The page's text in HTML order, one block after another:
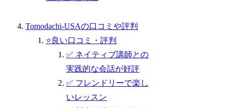
Tomodachi-USAの口コミや評判
⭐良い口コミ・評判
✅ ネイティブ講師との
実践的な会話が好評
✅ フレンドリーで楽し
いレッスン